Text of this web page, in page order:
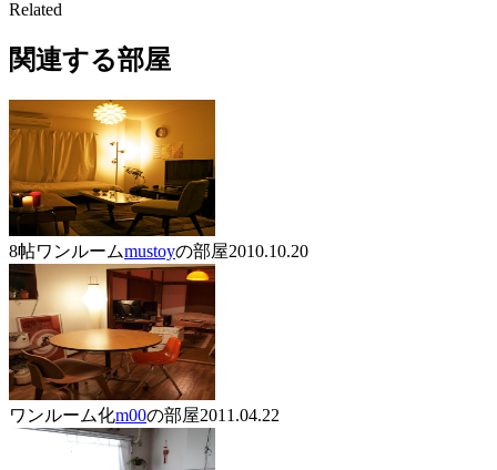
Related
関連する部屋
8帖ワンルームmustoyの部屋2010.10.20
ワンルーム化m00の部屋2011.04.22